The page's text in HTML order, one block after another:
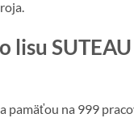
lisu
pamäťou na 999